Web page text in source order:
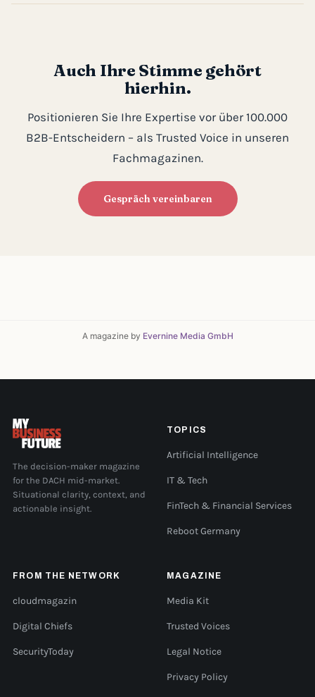
Auch Ihre Stimme gehört
hierhin.
Positionieren Sie Ihre Expertise vor über 100.000
B2B-Entscheidern – als Trusted Voice in unseren
Fachmagazinen.
Gespräch vereinbaren
A magazine by Evernine Media GmbH
The decision-maker magazine
for the DACH mid-market.
Situational clarity, context, and
actionable insight.
TOPICS
Artificial Intelligence
IT & Tech
FinTech & Financial Services
Reboot Germany
FROM THE NETWORK
cloudmagazin
Digital Chiefs
SecurityToday
MAGAZINE
Media Kit
Trusted Voices
Legal Notice
Privacy Policy